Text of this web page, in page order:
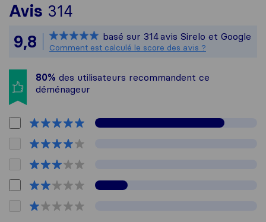
Avis 314
Sirelo n'est pas
Tous les avis recueillis
9,8 basé sur 314avis Sirelo et Google
Comment est calculé le score des avis ?
80% des utilisateurs recommandent ce
déménageur